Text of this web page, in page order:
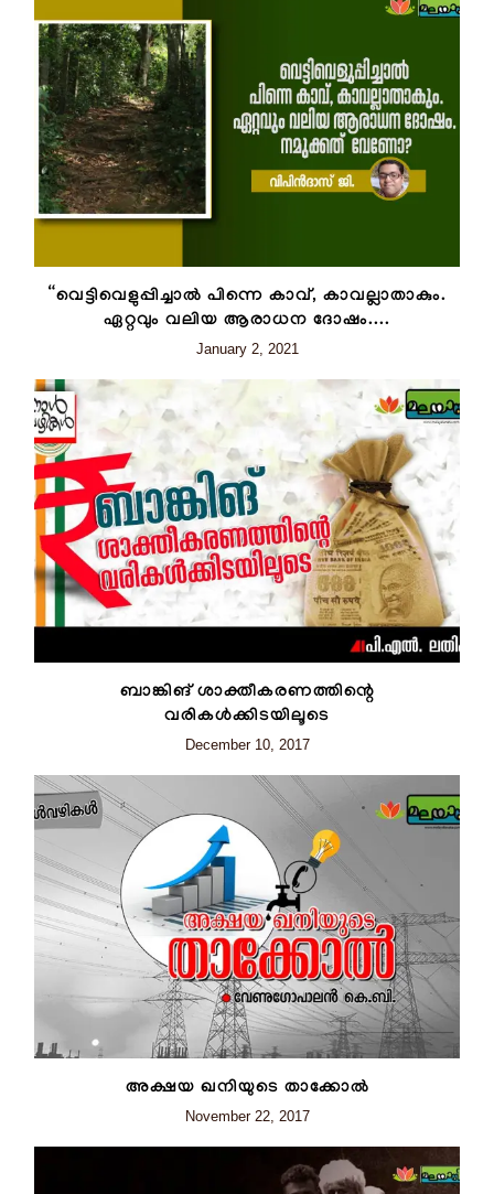
“വെട്ടിവെളുപ്പിച്ചാൽ പിന്നെ കാവ്, കാവല്ലാതാകും.
ഏറ്റവും വലിയ ആരാധന ദോഷം....
January 2, 2021
ബാങ്കിങ് ശാക്തീകരണത്തിന്റെ
വരികൾക്കിടയിലൂടെ
December 10, 2017
അക്ഷയ ഖനിയുടെ താക്കോൽ
November 22, 2017